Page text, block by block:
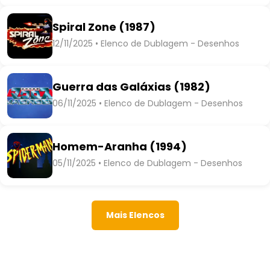
Spiral Zone (1987)
12/11/2025 • Elenco de Dublagem - Desenhos
Guerra das Galáxias (1982)
06/11/2025 • Elenco de Dublagem - Desenhos
Homem-Aranha (1994)
05/11/2025 • Elenco de Dublagem - Desenhos
Mais Elencos